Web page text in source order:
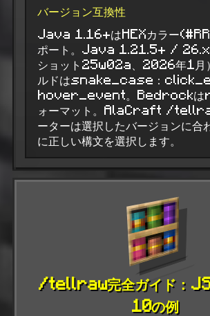
バージョン互換性
Java 1.16+はHEXカラー
ポート。Java 1.21.5+ / 26.x
ショット25w02a、2026年1月
ルドはsnake_case：
hover_event。Bedrockは
ォーマット。AlaCraft /
ーターは選択したバージョンに合
に正しい構文を選択します。
/tellraw完全ガイド：
10の例